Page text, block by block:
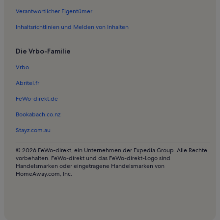
Ferienwohnungen in Markkleeberg
Ferienunterkünfte für Familien in Leipzig
Häuser in Leipzig
Pensionen in Leipzig
Haustierfreundliche Ferienunterkünfte in Leipzig
Ferienunterkünfte mit Pool in Leipzig
Ferienunterkünfte am See in Leipzig
Ferienwohnungen und Apartments in Leipzig
Ferienunterkünfte in den Bergen nahe Leipziger Auwald
Hotels in Leipziger Auenwald
Pensionen in Leipziger Auenwald
Verantwortlicher Eigentümer
Inhaltsrichtlinien und Melden von Inhalten
Die Vrbo-Familie
Vrbo
Abritel.fr
FeWo-direkt.de
Bookabach.co.nz
Stayz.com.au
© 2026 FeWo-direkt, ein Unternehmen der Expedia Group. Alle Rechte
vorbehalten. FeWo-direkt und das FeWo-direkt-Logo sind
Handelsmarken oder eingetragene Handelsmarken von
HomeAway.com, Inc.